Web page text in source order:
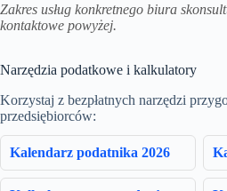
Zakres usług konkretnego biura
kontaktowe powyżej.
Narzędzia podatkowe i kalkulatory
Korzystaj z bezpłatnych narzędzi
przedsiębiorców:
Kalendarz podatnika 2026